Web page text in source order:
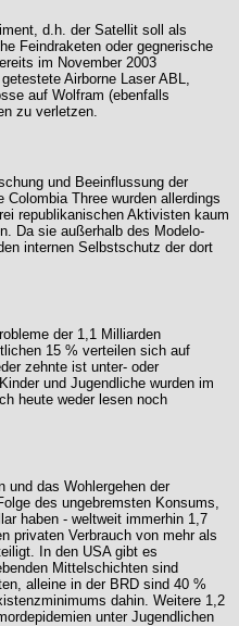
d.h. der Satellit soll als
Feindraketen oder gegnerische
im November 2003
Airborne Laser ABL,
auf Wolfram (ebenfalls
zu verletzen.
und Beeinflussung der
Three wurden allerdings
republikanischen Aktivisten kaum
Da sie außerhalb des Modelo-
internen Selbstschutz der dort
der 1,1 Milliarden
15 % verteilen sich auf
zehnte ist unter- oder
und Jugendliche wurden im
heute weder lesen noch
und das Wohlergehen der
des ungebremsten Konsums,
haben - weltweit immerhin 1,7
privaten Verbrauch von mehr als
In den USA gibt es
Mittelschichten sind
alleine in der BRD sind 40 %
dahin. Weitere 1,2
unter Jugendlichen